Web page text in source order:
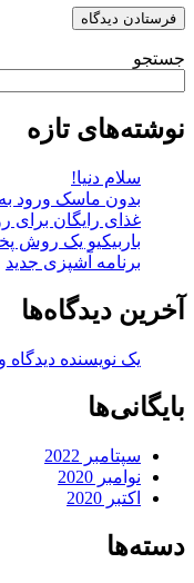
جستجو
نوشته‌های تازه
سلام دنیا!
بدون ماسک ورود
غذای رایگان برای
باربیکیو یک روش
برنامه آشپزی جدید
آخرین دیدگاه‌ها
یک نویسنده
بایگانی‌ها
سپتامبر 2022
نوامبر 2020
اکتبر 2020
دسته‌ها